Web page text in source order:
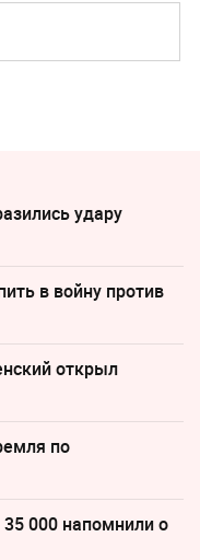
удару
в войну против
открыл
по
000 напомнили о